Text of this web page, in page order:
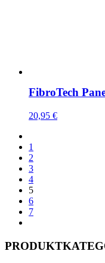
FibroTech
20,95 €
1
2
3
4
5
6
7